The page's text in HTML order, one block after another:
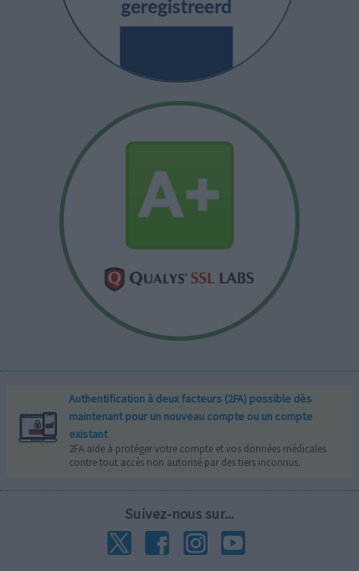
Authentification à deux facteurs (2FA) possible dès
maintenant pour un nouveau compte ou un compte
existant
2FA aide à protéger votre compte et vos données médicales
contre tout accès non autorisé par des tiers inconnus.
Suivez-nous sur...